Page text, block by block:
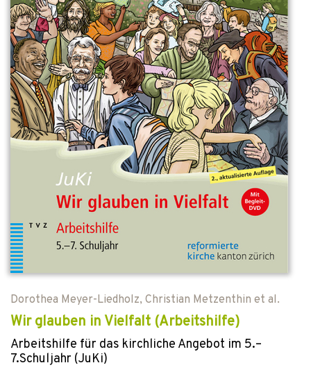
Dorothea Meyer-Liedholz, Christian Metzenthin et al.
Wir glauben in Vielfalt (Arbeitshilfe)
Arbeitshilfe für das kirchliche Angebot im 5.–
7.Schuljahr (JuKi)